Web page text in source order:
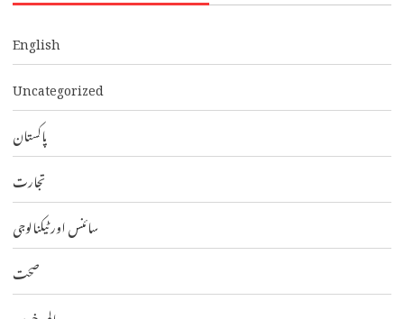
English
Uncategorized
پاکستان
تجارت
سائنس اور ٹیکنالوجی
صحت